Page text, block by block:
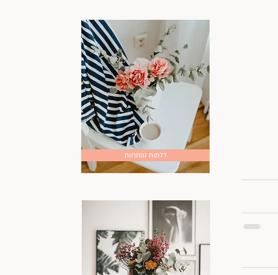
דלתות נפתחות